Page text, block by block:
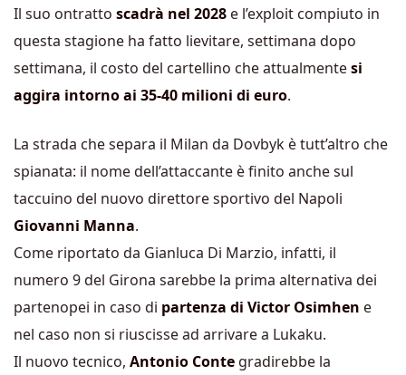
Il suo ontratto scadrà nel 2028 e l’exploit compiuto in
questa stagione ha fatto lievitare, settimana dopo
settimana, il costo del cartellino che attualmentesi
aggira intorno ai 35-40 milioni di euro.
La strada che separa il Milan da Dovbyk è tutt’altro che
spianata: il nome dell’attaccante è finito anche sul
taccuino del nuovo direttore sportivo del Napoli
Giovanni Manna.
Come riportato da Gianluca Di Marzio, infatti, il
numero 9 del Girona sarebbe la prima alternativa dei
partenopei in caso di partenza di Victor Osimhen e
nel caso non si riuscisse ad arrivare a Lukaku.
Il nuovo tecnico, Antonio Conte gradirebbe la